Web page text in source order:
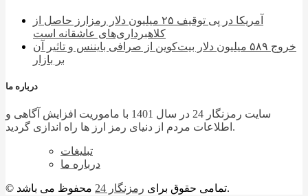
آمریکا در پی توقیف ۲۵ میلیون دلار رمزارز حاصل از
کلاهبرداری‌های عاشقانه است
خروج ۵۸۹ میلیون دلار بیت‌کوین از صرافی بایننس و تاثیر آن
بر بازار
درباره ما
سایت رمزنگار 24 در سال 1401 با ماموریت افزایش آگاهی و
اطلاعات مردم از دنیای رمز ارز ها راه اندازی گردید.
تبلیغات
درباره ما
© تمامی حقوق برای رمزنگار 24 محفوظ می باشد.